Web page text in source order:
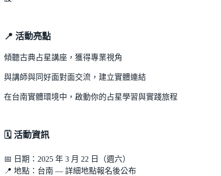
📍 活動亮點
傾聽古典占星講座，獲得專業視角
與講師與同好面對面交流，建立實體連結
在台南實體環境中，啟動你的占星學習與實踐旅程
🗓 活動資訊
📅 日期：2025 年 3 月 22 日（週六）
📍 地點：台南 — 詳細地點報名後公布